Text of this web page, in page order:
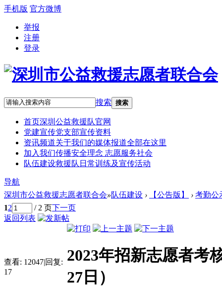
手机版 官方微博
举报
注册
登录
搜索 搜索
首页深圳公益救援队官网
党建宣传党支部宣传资料
资讯频道关于我们的媒体报道全部在这里
加入我们传播安全理念 志愿服务社会
队伍建设救援队日常训练及宣传活动
导航
深圳市公益救援志愿者联合会»队伍建设 › 【公告版】 › 考勤公
12 / 2 页下一页
返回列表
查看: 12047|回复:
17
2023年招新志愿者考
27日）